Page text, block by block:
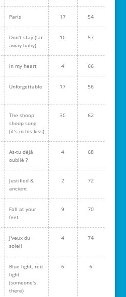
Paris 17 54
Don't stay (far
away baby)
10 57
In my heart 4 66
Unforgettable 17 56
The shoop
shoop song
(it's in his kiss)
30 62
As-tu déjà
oublié ?
4 68
Justified &
ancient
2 72
Fall at your
feet
9 70
J'veux du
soleil
4 74
Blue light, red
light
(someone's
there)
6 6